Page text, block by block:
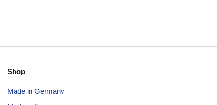
Shop
Made in Germany